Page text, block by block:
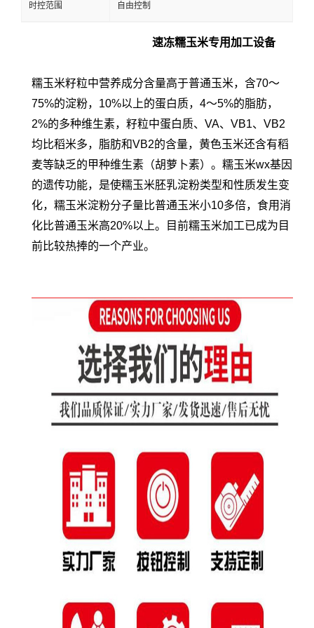
时控范围 自由控制
速冻糯玉米专用加工设备
糯玉米籽粒中营养成分含量高于普通玉米，含70～
75%的淀粉，10%以上的蛋白质，4～5%的脂肪，
2%的多种维生素，籽粒中蛋白质、VA、VB1、VB2
均比稻米多，脂肪和VB2的含量，黄色玉米还含有稻
麦等缺乏的甲种维生素（胡萝卜素）。糯玉米wx基因
的遗传功能，是使糯玉米胚乳淀粉类型和性质发生变
化，糯玉米淀粉分子量比普通玉米小10多倍，食用消
化比普通玉米高20%以上。目前糯玉米加工已成为目
前比较热捧的一个产业。